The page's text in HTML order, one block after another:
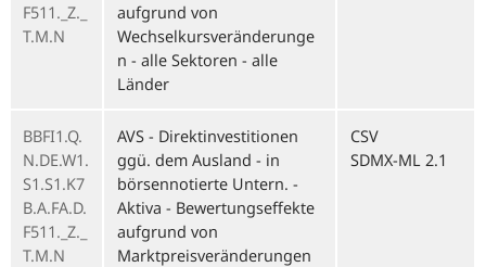
F511._Z._
T.M.N
aufgrund von
Wechselkursveränderunge
n - alle Sektoren - alle
Länder
BBFI1.Q.
N.DE.W1.
S1.S1.K7
B.A.FA.D.
F511._Z._
T.M.N
AVS - Direktinvestitionen
ggü. dem Ausland - in
börsennotierte Untern. -
Aktiva - Bewertungseffekte
aufgrund von
Marktpreisveränderungen
CSV
SDMX-ML 2.1